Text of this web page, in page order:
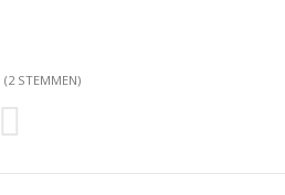
(2 STEMMEN)